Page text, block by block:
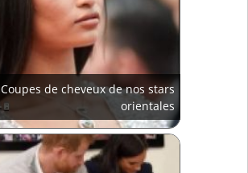
Coupes de cheveux de nos stars
orientales